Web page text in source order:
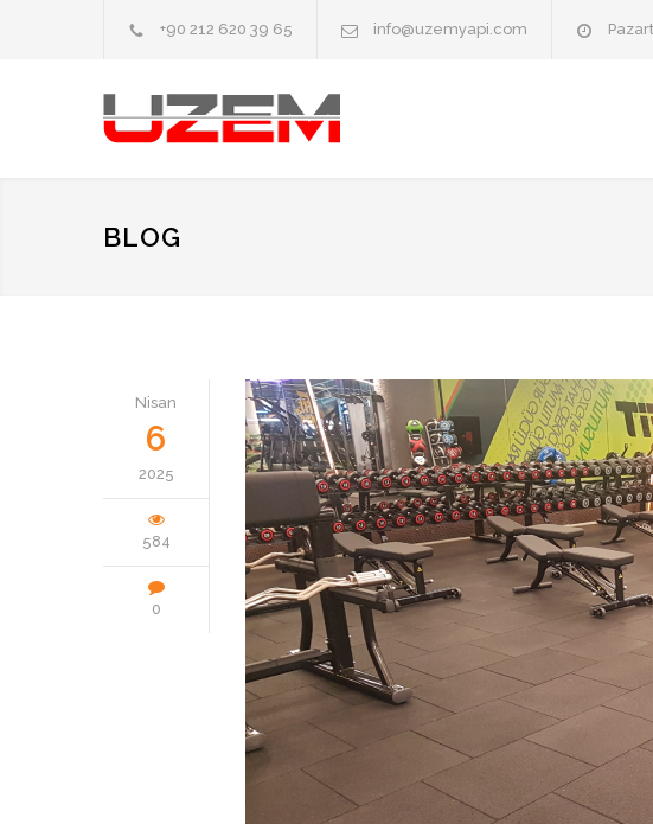
+90 212 620 39 65 info@uzemyapi.com
BLOG
Nisan
6
2025
584
0